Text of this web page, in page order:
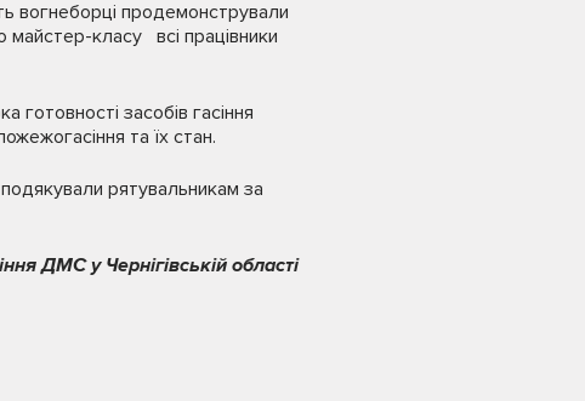
вогнеборці продемонстрували
майстер-класу всі працівники
засобів гасіння
та їх стан.
рятувальникам за
ДМС у Чернігівській області